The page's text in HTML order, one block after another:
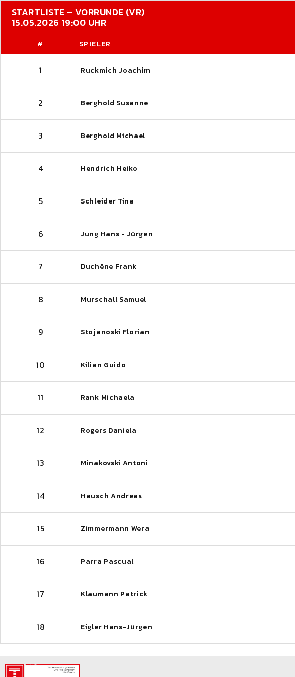
STARTLISTE – VORRUNDE (VR)
15.05.2026 19:00 UHR
# SPIELER
1 Ruckmich Joachim
2 Berghold Susanne
3 Berghold Michael
4 Hendrich Heiko
5 Schleider Tina
6 Jung Hans - Jürgen
7 Duchêne Frank
8 Murschall Samuel
9 Stojanoski Florian
10 Kilian Guido
11 Rank Michaela
12 Rogers Daniela
13 Minakovski Antoni
14 Hausch Andreas
15 Zimmermann Wera
16 Parra Pascual
17 Klaumann Patrick
18 Eigler Hans-Jürgen